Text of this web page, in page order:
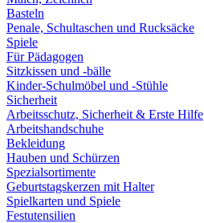
Basteln
Penale, Schultaschen und Rucksäcke
Spiele
Für Pädagogen
Sitzkissen und -bälle
Kinder-Schulmöbel und -Stühle
Sicherheit
Arbeitsschutz, Sicherheit & Erste Hilfe
Arbeitshandschuhe
Bekleidung
Hauben und Schürzen
Spezialsortimente
Geburtstagskerzen mit Halter
Spielkarten und Spiele
Festutensilien